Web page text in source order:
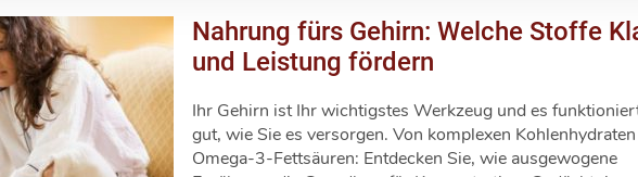
Nahrung fürs Gehirn: Welche Stoffe
und Leistung fördern
Ihr Gehirn ist Ihr wichtigstes Werkzeug und es
gut, wie Sie es versorgen. Von komplexen
Omega-3-Fettsäuren: Entdecken Sie, wie ausgewogene